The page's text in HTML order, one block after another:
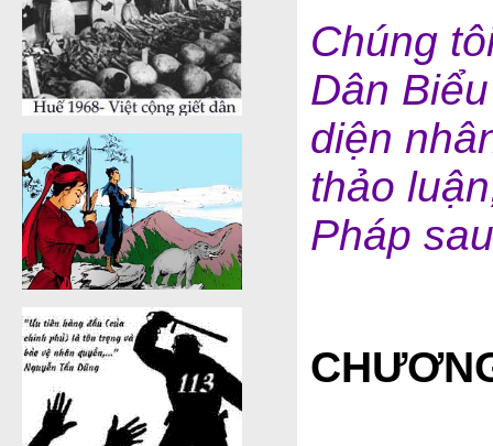
Chúng
Dân
diện
thảo
Pháp